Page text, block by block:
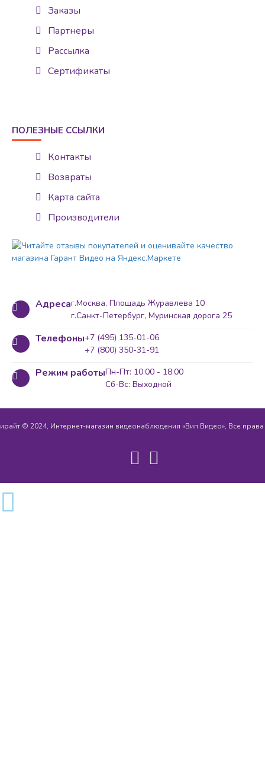
Заказы
Партнеры
Рассылка
Сертификаты
ПОЛЕЗНЫЕ ССЫЛКИ
Контакты
Возвраты
Карта сайта
Производители
Адресаг.Москва, Площадь Журавлева 10
г.Санкт-Петербург, Муринская дорога 25
Телефоны+7 (495) 135-01-06
+7 (800) 350-31-91
Режим работыПн-Пт: 10:00 - 18:00
Сб-Вс: Выходной
© 2024, Интернет-магазин видеонаблюдения «Вип Видео», Все